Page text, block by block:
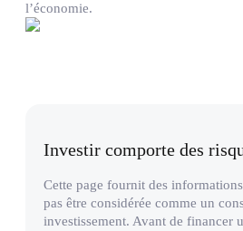
l’économie.
Investir comporte des
Cette page fournit des
pas être considérée comme un
investissement. Avant de financer